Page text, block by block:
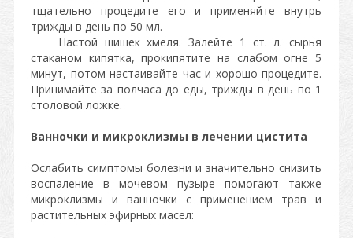
тщательно процедите его и применяйте внутрь
трижды в день по 50 мл.
Настой шишек хмеля. Залейте 1 ст. л. сырья
стаканом кипятка, прокипятите на слабом огне 5
минут, потом настаивайте час и хорошо процедите.
Принимайте за полчаса до еды, трижды в день по 1
столовой ложке.
Ванночки и микроклизмы в лечении цистита
Ослабить симптомы болезни и значительно снизить
воспаление в мочевом пузыре помогают также
микроклизмы и ванночки с применением трав и
растительных эфирных масел: